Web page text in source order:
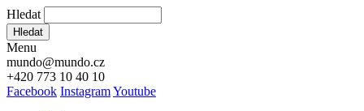
Hledat
Hledat
Menu
mundo@mundo.cz
+420 773 10 40 10
Facebook InstagramYoutube